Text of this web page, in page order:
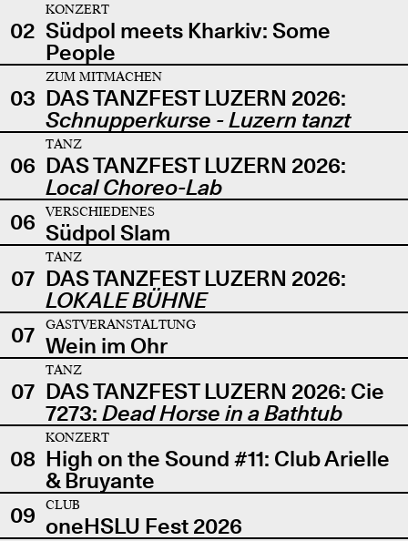
02
KONZERT
Südpol meets Kharkiv: Some
People
03
ZUM MITMACHEN
DAS TANZFEST LUZERN 2026:
Schnupperkurse - Luzern tanzt
06
TANZ
DAS TANZFEST LUZERN 2026:
Local Choreo-Lab
06
VERSCHIEDENES
Südpol Slam
07
TANZ
DAS TANZFEST LUZERN 2026:
LOKALE BÜHNE
07
GASTVERANSTALTUNG
Wein im Ohr
07
TANZ
DAS TANZFEST LUZERN 2026: Cie
7273: Dead Horse in a Bathtub
08
KONZERT
High on the Sound #11: Club Arielle
& Bruyante
09
CLUB
oneHSLU Fest 2026